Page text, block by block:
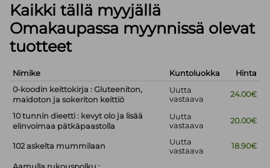
Kaikki tällä myyjällä
Omakaupassa myynnissä olevat
tuotteet
Nimike Kuntoluokka
Hinta
0-koodin keittokirja : Gluteeniton,
maidoton ja sokeriton keittiö
Uutta
vastaava
24.00€
10 tunnin dieetti : kevyt olo ja lisää
elinvoimaa pätkäpaastolla
Uutta
vastaava
20.00€
102 askelta mummilaan
Uutta
vastaava
18.90€